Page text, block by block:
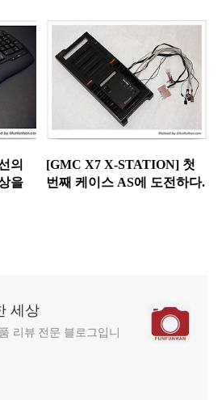
의
을
[GMC X7 X-STATION] 첫
번째 케이스 AS에 도전하다.
세상
리뷰 전문 블로그입니